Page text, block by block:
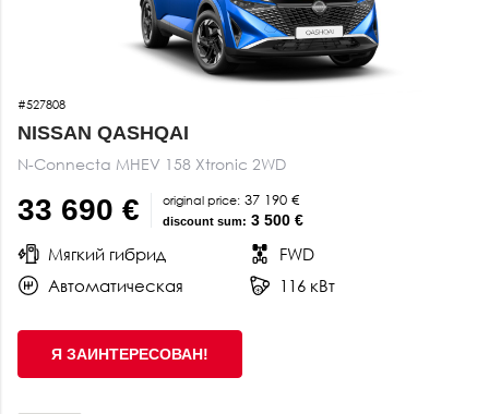
#527808
NISSAN QASHQAI
N-Connecta MHEV 158 Xtronic 2WD
33 690 € original price: 37 190 €
discount sum: 3 500 €
Мягкий гибрид
FWD
Автоматическая
116 кВт
Я ЗАИНТЕРЕСОВАН!